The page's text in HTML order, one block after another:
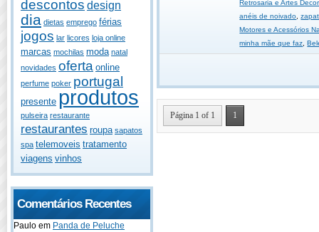
descontos design
dia dietas emprego férias
jogos lar licores loja online
marcas mochilas moda natal
novidades oferta online
perfume poker portugal
presente produtos
pulseira restaurante
restaurantes roupa sapatos
spa telemoveis tratamento
viagens vinhos
Comentários Recentes
Paulo em Panda de Peluche
Retrosaria e Artes
anéis de noivado ,
Motores e Acessórios
minha mãe que faz ,
Página 1 of 1 1